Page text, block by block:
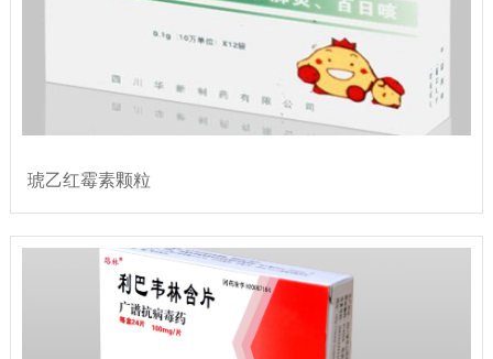
琥乙红霉素颗粒